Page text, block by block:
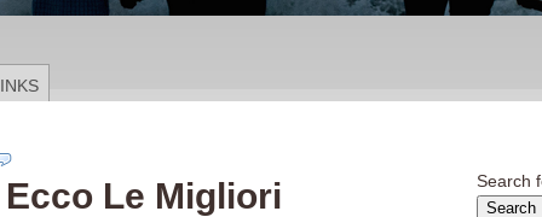
Le Migliori Search